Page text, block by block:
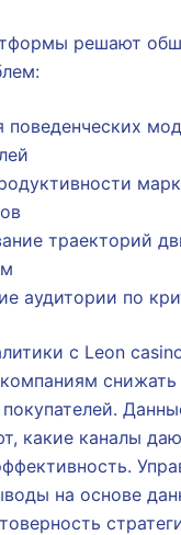
решают
поведенческих
траекторий
аудитории по
с Leon
какие каналы
на основе